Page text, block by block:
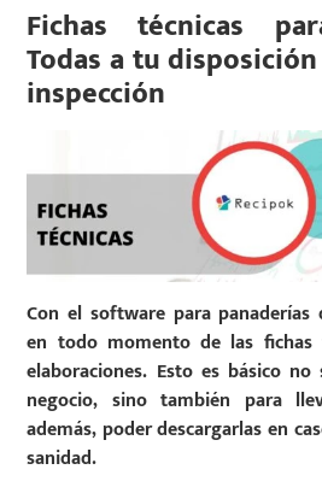
Fichas técnicas
Todas a tu
inspección
Con el software para panaderías
en todo momento de las fichas
elaboraciones. Esto es básico
negocio, sino también para
además, poder descargarlas en
sanidad.